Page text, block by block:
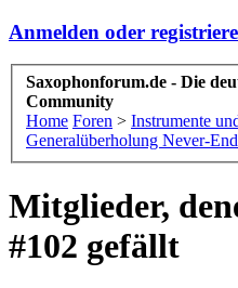
Anmelden oder
Saxophonforum.de - Die
Community
Home Foren > Instrumente
Generalüberholung Never-
Mitglieder,
#102 gefällt